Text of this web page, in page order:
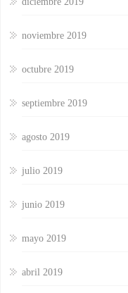
noviembre 2019
octubre 2019
septiembre 2019
agosto 2019
julio 2019
junio 2019
mayo 2019
abril 2019